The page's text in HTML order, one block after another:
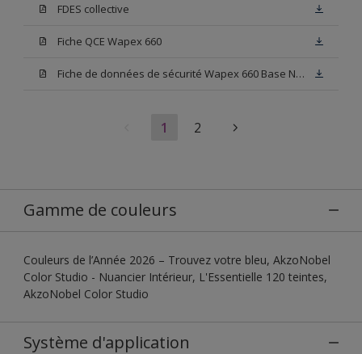
FDES collective
Fiche QCE Wapex 660
Fiche de données de sécurité Wapex 660 Base N00
1 2
Gamme de couleurs
Couleurs de l’Année 2026 – Trouvez votre bleu, AkzoNobel
Color Studio - Nuancier Intérieur, L'Essentielle 120 teintes,
AkzoNobel Color Studio
Système d'application